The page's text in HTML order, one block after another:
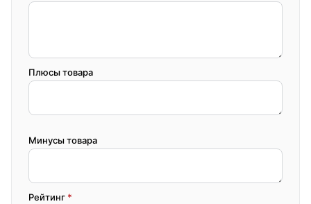
Плюсы товара
Минусы товара
Рейтинг *